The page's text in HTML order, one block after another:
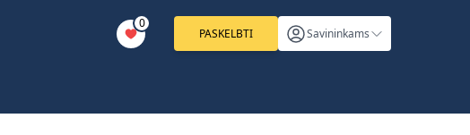
0
PASKELBTI Savininkams